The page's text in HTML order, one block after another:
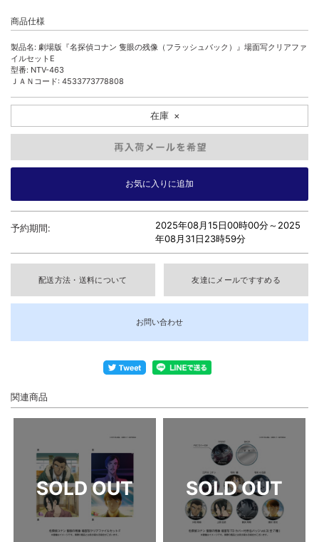
商品仕様
製品名: 劇場版『名探偵コナン 隻眼の残像（フラッシュバック）』場面写クリアファ
イルセットE
型番: NTV-463
ＪＡＮコード: 4533773778808
在庫 ×
予約期間: 2025年08月15日00時00分～2025
年08月31日23時59分
配送方法・送料について 友達にメールですすめる
お問い合わせ
関連商品